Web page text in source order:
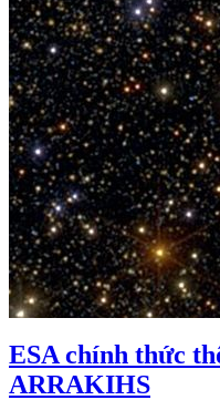
ESA chính thức
ARRAKIHS